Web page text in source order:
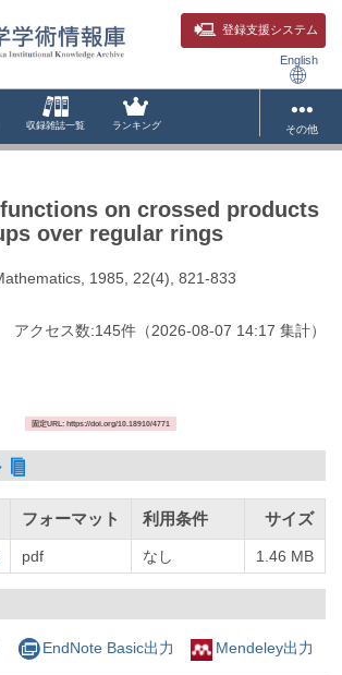
登録支援システム
English
収録雑誌一覧 ランキング その他
on crossed products
over regular rings
1985, 22(4), 821-833
アクセス数:145件 （2026-08-07 14:17 集計）
固定URL: https://doi.org/10.18910/4771
フォーマット 利用条件 サイズ
pdf なし 1.46 MB
EndNote Basic出力 Mendeley出力